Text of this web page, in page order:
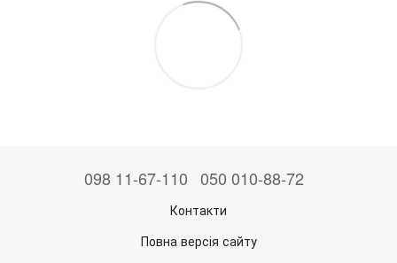
098 11-67-110 050 010-88-72
Контакти
Повна версія сайту